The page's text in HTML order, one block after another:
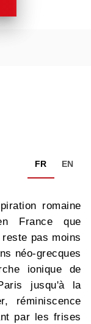
FR EN
romaine
France que
pas moins
néo-grecques
ionique de
jusqu'à la
réminiscence
par les frises